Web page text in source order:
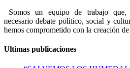
Somos un equipo de trabajo
necesario debate político, social y
hemos comprometido con la creación
Ultimas publicaciones